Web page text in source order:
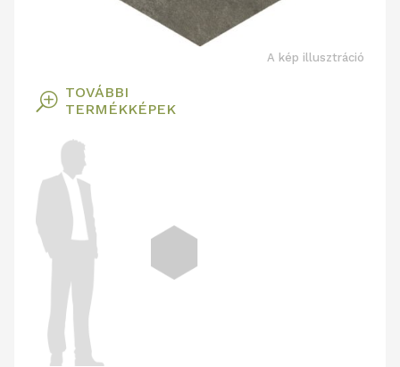
A kép illusztráció
T TOVÁBBI
TERMÉKKÉPEK